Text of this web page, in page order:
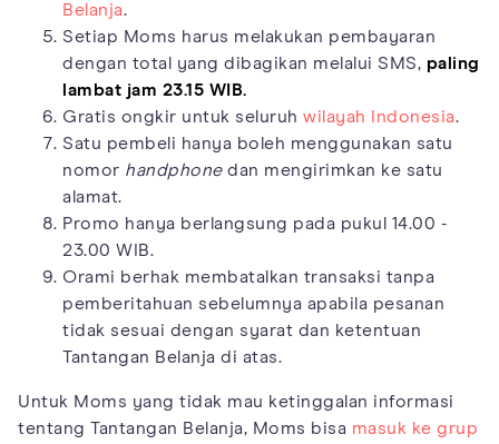
Belanja.
Setiap Moms harus melakukan pembayaran
dengan total yang dibagikan melalui SMS, paling
lambat jam 23.15 WIB.
Gratis ongkir untuk seluruh wilayah Indonesia.
Satu pembeli hanya boleh menggunakan satu
nomor handphonedan mengirimkan ke satu
alamat.
Promo hanya berlangsung pada pukul 14.00 -
23.00 WIB.
Orami berhak membatalkan transaksi tanpa
pemberitahuan sebelumnya apabila pesanan
tidak sesuai dengan syarat dan ketentuan
Tantangan Belanja di atas.
Untuk Moms yang tidak mau ketinggalan informasi
tentang Tantangan Belanja, Moms bisa masuk ke grup